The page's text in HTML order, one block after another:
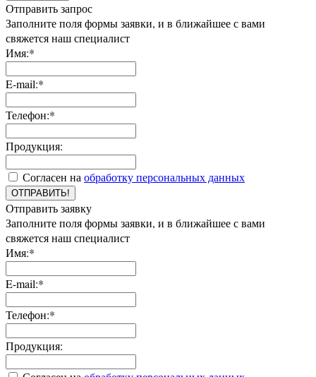
Отправить запрос
Заполните поля формы заявки, и в ближайшее с вами
свяжется наш специалист
Имя:*
E-mail:*
Телефон:*
Продукция:
Согласен на обработку персональных данных
ОТПРАВИТЬ!
Отправить заявку
Заполните поля формы заявки, и в ближайшее с вами
свяжется наш специалист
Имя:*
E-mail:*
Телефон:*
Продукция: